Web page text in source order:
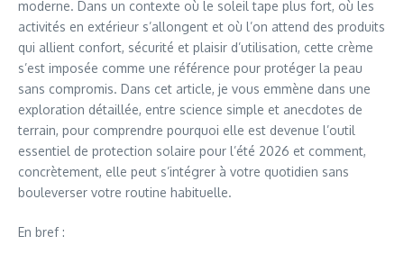
moderne. Dans un contexte où le soleil tape plus fort, où les
activités en extérieur s’allongent et où l’on attend des produits
qui allient confort, sécurité et plaisir d’utilisation, cette crème
s’est imposée comme une référence pour protéger la peau
sans compromis. Dans cet article, je vous emmène dans une
exploration détaillée, entre science simple et anecdotes de
terrain, pour comprendre pourquoi elle est devenue l’outil
essentiel de protection solaire pour l’été 2026 et comment,
concrètement, elle peut s’intégrer à votre quotidien sans
bouleverser votre routine habituelle.
En bref :